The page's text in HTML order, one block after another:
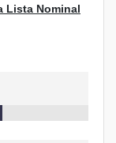
Lista Nominal